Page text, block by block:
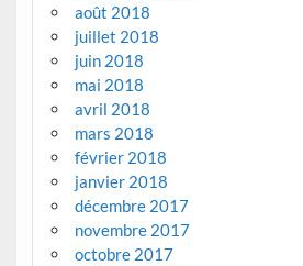
août 2018
juillet 2018
juin 2018
mai 2018
avril 2018
mars 2018
février 2018
janvier 2018
décembre 2017
novembre 2017
octobre 2017